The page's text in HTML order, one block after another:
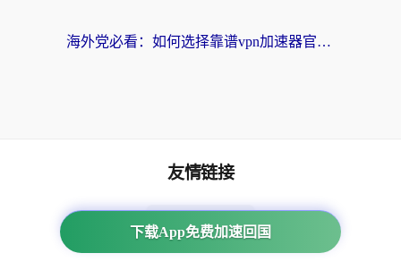
海外党必看：如何选择靠谱vpn加速器官网？轻松解决国内APP地区限制
下载App免费加速回国
友情链接
海外回国加速器